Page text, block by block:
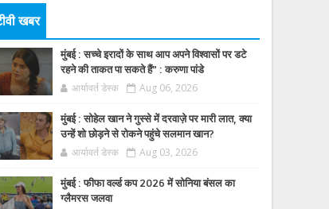
खबर
मुंबई : सच्चे इरादों के साथ आप अपने विश्वासों पर डटे
रहने की ताकत पा सकते हैं” : करुणा पांडे
आर्यावर्त डेस्क Aug 06, 2026
मुंबई : सोहेल खान ने गुस्से में दरवाज़े पर मारी लात, क्या
उन्हें शो छोड़ने से रोकने पहुंचे सलमान खान?
आर्यावर्त डेस्क Aug 03, 2026
मुंबई : फीफा वर्ल्ड कप 2026 में सोनिया बंसल का
ग्लैमरस जलवा